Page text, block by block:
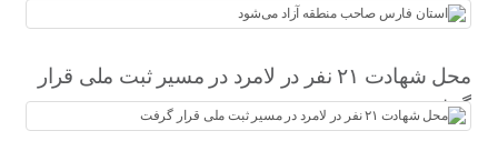
محل شهادت ۲۱ نفر در لامرد در مسیر ثبت ملی قرار
گرفت